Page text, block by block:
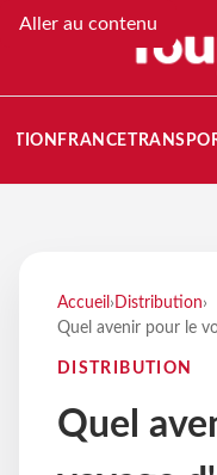
Aller au contenu
FRANCE
Accueil › Distribution›
Quel avenir pour le
DISTRIBUTION
Quel